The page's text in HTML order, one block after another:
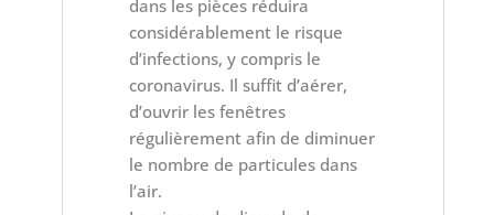
dans les pièces réduira
considérablement le risque
d’infections, y compris le
coronavirus. Il suffit d’aérer,
d’ouvrir les fenêtres
régulièrement afin de diminuer
le nombre de particules dans
l’air.